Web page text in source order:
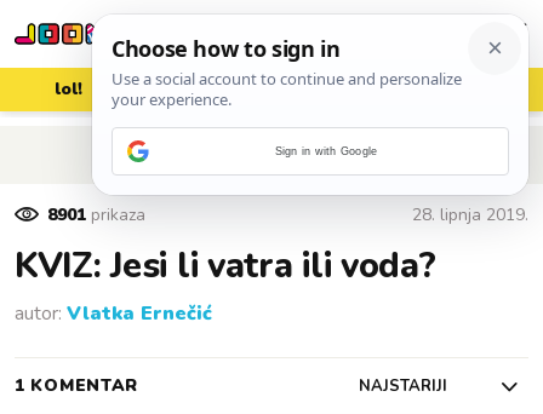
lol! aww vrh! woot?!
POVRATAK NA ČLANAK
8901 prikaza 28. lipnja 2019.
KVIZ: Jesi li vatra ili voda?
autor: Vlatka Ernečić
1 KOMENTAR NAJSTARIJI
Sign in with Google